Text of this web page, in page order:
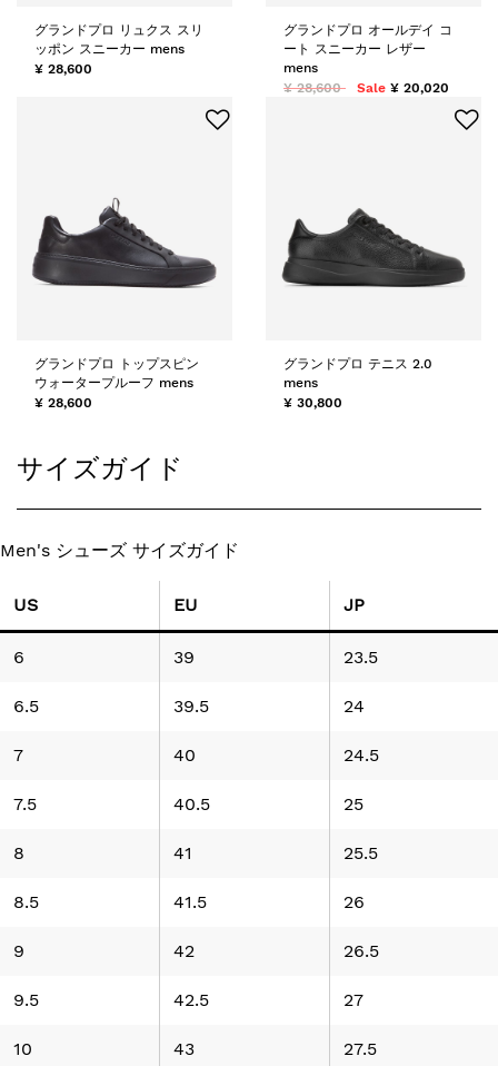
グランドプロ リュクス スリ
ッポン スニーカー mens
¥ 28,600
グランドプロ オールデイ コ
ート スニーカー レザー
mens
¥ 28,600
Sale ¥ 20,020
グランドプロ トップスピン
ウォータープルーフ mens
¥ 28,600
グランドプロ テニス 2.0
mens
¥ 30,800
サイズガイド
Men's シューズ サイズガイド
US EU JP
6 39 23.5
6.5 39.5 24
7 40 24.5
7.5 40.5 25
8 41 25.5
8.5 41.5 26
9 42 26.5
9.5 42.5 27
10 43 27.5